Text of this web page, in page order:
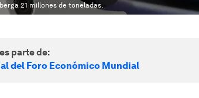
21 millones de toneladas.
parte de:
del Foro Económico Mundial